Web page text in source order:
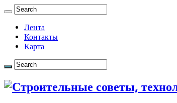
Лента
Контакты
Карта